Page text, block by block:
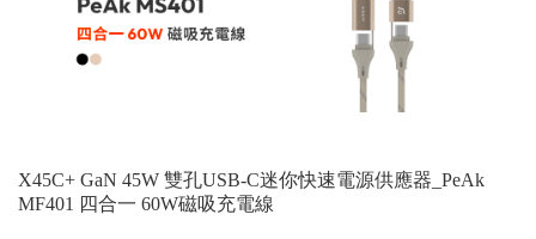
X45C+ GaN 45W 雙孔USB-C迷你快速電源供應器_PeAk
MF401 四合一 60W磁吸充電線